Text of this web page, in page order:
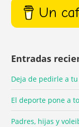
Un
Entradas
Deja de pedirle a
El deporte pone a
Padres, hijas y